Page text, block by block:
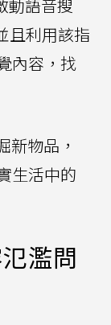
動語音搜
且利用該指
內容，找
新物品，
生活中的
濫問